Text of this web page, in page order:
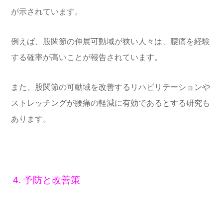
が示されています。
例えば、股関節の伸展可動域が狭い人々は、腰痛を経験
する確率が高いことが報告されています。
また、股関節の可動域を改善するリハビリテーションや
ストレッチングが腰痛の軽減に有効であるとする研究も
あります。
4. 予防と改善策